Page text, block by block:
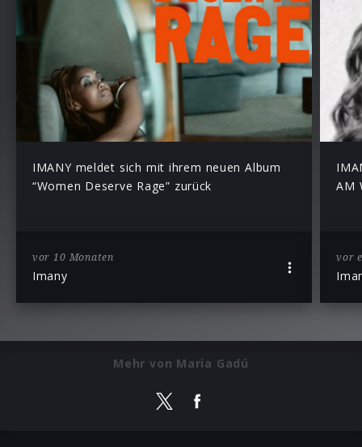
IMANY meldet sich mit ihrem neuen Album
“Women Deserve Rage” zurück
vor 10 Monaten
Imany
AM
vor
Mehr von Maria Gadú